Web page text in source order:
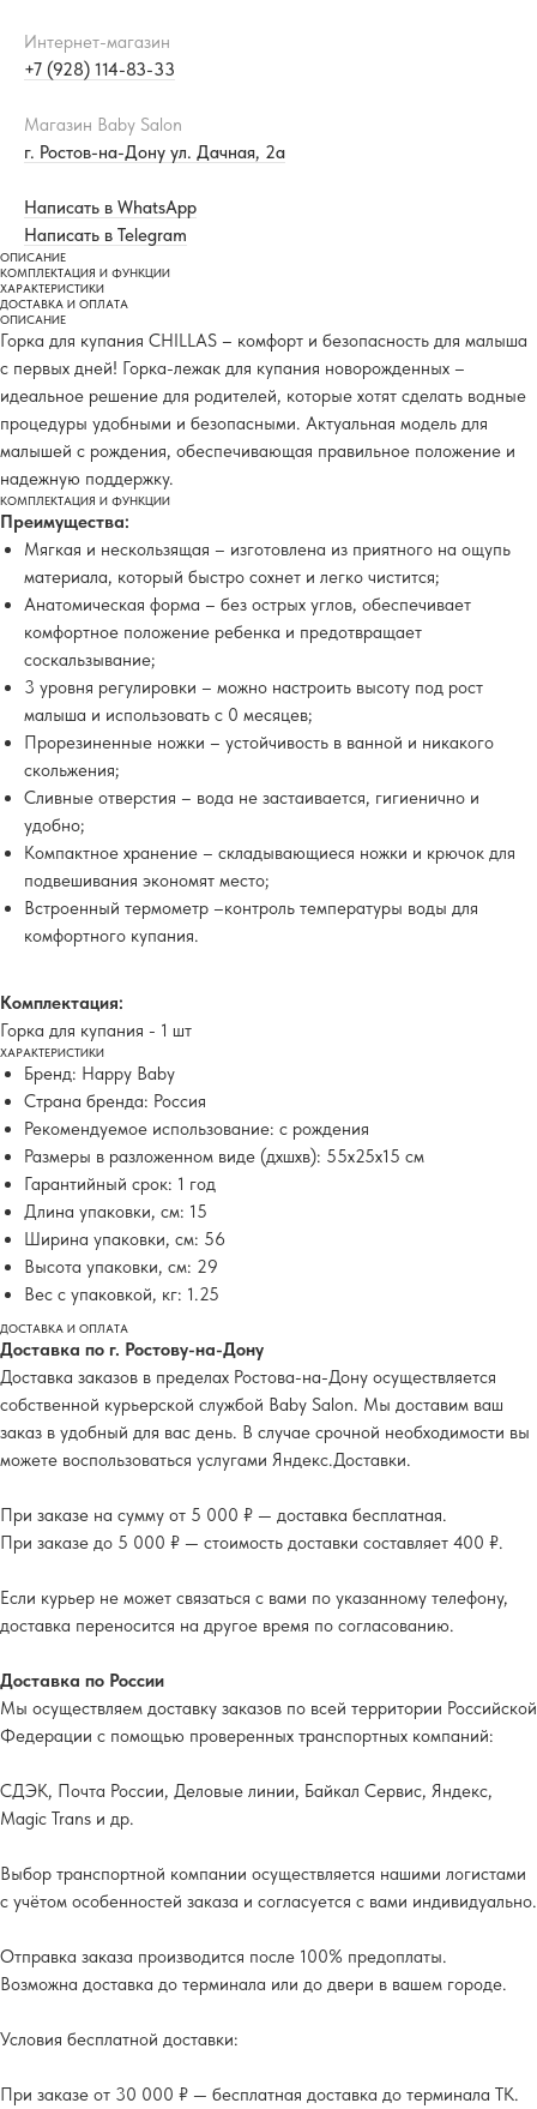
Интернет-магазин
+7 (928) 114-83-33
Магазин Baby Salon
г. Ростов-на-Дону ул. Дачная, 2а
Написать в WhatsApp
Написать в Telegram
ОПИСАНИЕ
КОМПЛЕКТАЦИЯ И ФУНКЦИИ
ХАРАКТЕРИСТИКИ
ДОСТАВКА И ОПЛАТА
ОПИСАНИЕ
Горка для купания CHILLAS – комфорт и безопасность для малыша
с первых дней! Горка-лежак для купания новорожденных –
идеальное решение для родителей, которые хотят сделать водные
процедуры удобными и безопасными. Актуальная модель для
малышей с рождения, обеспечивающая правильное положение и
надежную поддержку.
КОМПЛЕКТАЦИЯ И ФУНКЦИИ
Преимущества:
Мягкая и нескользящая – изготовлена из приятного на ощупь
материала, который быстро сохнет и легко чистится;
Анатомическая форма – без острых углов, обеспечивает
комфортное положение ребенка и предотвращает
соскальзывание;
3 уровня регулировки – можно настроить высоту под рост
малыша и использовать с 0 месяцев;
Прорезиненные ножки – устойчивость в ванной и никакого
скольжения;
Сливные отверстия – вода не застаивается, гигиенично и
удобно;
Компактное хранение – складывающиеся ножки и крючок для
подвешивания экономят место;
Встроенный термометр –контроль температуры воды для
комфортного купания.
Комплектация:
Горка для купания - 1 шт
ХАРАКТЕРИСТИКИ
Бренд: Happy Baby
Страна бренда: Россия
Рекомендуемое использование: с рождения
Размеры в разложенном виде (дхшхв): 55x25x15 см
Гарантийный срок: 1 год
Длина упаковки, см: 15
Ширина упаковки, см: 56
Высота упаковки, см: 29
Вес с упаковкой, кг: 1.25
ДОСТАВКА И ОПЛАТА
Доставка по г. Ростову-на-Дону
Доставка заказов в пределах Ростова-на-Дону осуществляется
собственной курьерской службой Baby Salon. Мы доставим ваш
заказ в удобный для вас день. В случае срочной необходимости вы
можете воспользоваться услугами Яндекс.Доставки.
При заказе на сумму от 5 000 ₽ — доставка бесплатная.
При заказе до 5 000 ₽ — стоимость доставки составляет 400 ₽.
Если курьер не может связаться с вами по указанному телефону,
доставка переносится на другое время по согласованию.
Доставка по России
Мы осуществляем доставку заказов по всей территории Российской
Федерации с помощью проверенных транспортных компаний:
СДЭК, Почта России, Деловые линии, Байкал Сервис, Яндекс,
Magic Trans и др.
Выбор транспортной компании осуществляется нашими логистами
с учётом особенностей заказа и согласуется с вами индивидуально.
Отправка заказа производится после 100% предоплаты.
Возможна доставка до терминала или до двери в вашем городе.
Условия бесплатной доставки:
При заказе от 30 000 ₽ — бесплатная доставка до терминала ТК.